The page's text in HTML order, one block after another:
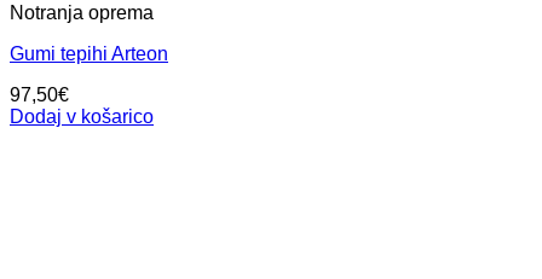
Notranja oprema
Gumi tepihi Arteon
97,50€
Dodaj v košarico